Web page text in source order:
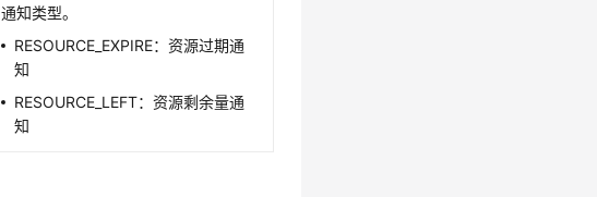
通知类型。
RESOURCE_EXPIRE：资源过期通
知
RESOURCE_LEFT：资源剩余量通
知